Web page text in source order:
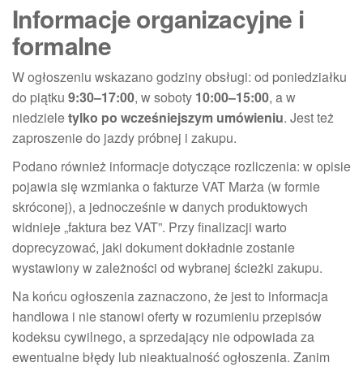
Informacje organizacyjne i
formalne
W ogłoszeniu wskazano godziny obsługi: od poniedziałku
do piątku 9:30–17:00, w soboty 10:00–15:00, a w
niedzieletylko po wcześniejszym umówieniu. Jest też
zaproszenie do jazdy próbnej i zakupu.
Podano również informacje dotyczące rozliczenia: w opisie
pojawia się wzmianka o fakturze VAT Marża (w formie
skróconej), a jednocześnie w danych produktowych
widnieje „faktura bez VAT”. Przy finalizacji warto
doprecyzować, jaki dokument dokładnie zostanie
wystawiony w zależności od wybranej ścieżki zakupu.
Na końcu ogłoszenia zaznaczono, że jest to informacja
handlowa i nie stanowi oferty w rozumieniu przepisów
kodeksu cywilnego, a sprzedający nie odpowiada za
ewentualne błędy lub nieaktualność ogłoszenia. Zanim